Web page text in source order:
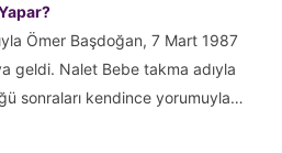
Ömer Başdoğan, 7 Mart 1987
geldi. Nalet Bebe takma adıyla
sonraları kendince yorumuyla…